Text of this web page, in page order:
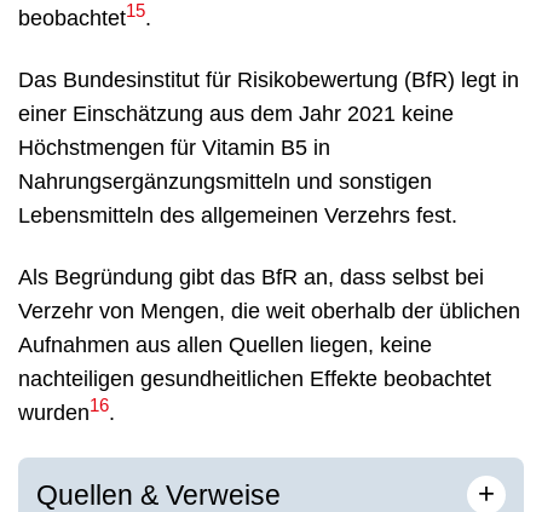
beobachtet15.
Das Bundesinstitut für Risikobewertung (BfR) legt in
einer Einschätzung aus dem Jahr 2021 keine
Höchstmengen für Vitamin B5 in
Nahrungsergänzungsmitteln und sonstigen
Lebensmitteln des allgemeinen Verzehrs fest.
Als Begründung gibt das BfR an, dass selbst bei
Verzehr von Mengen, die weit oberhalb der üblichen
Aufnahmen aus allen Quellen liegen, keine
nachteiligen gesundheitlichen Effekte beobachtet
wurden16.
Quellen & Verweise +